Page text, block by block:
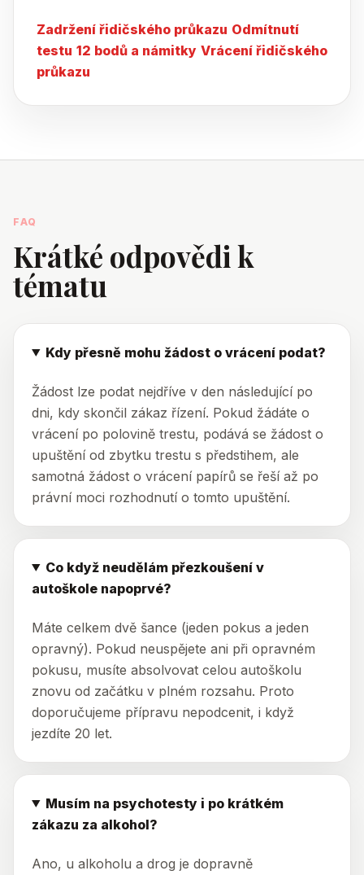
Zadržení řidičského průkazu Odmítnutí
testu 12 bodů a námitky Vrácení řidičského
průkazu
FAQ
Krátké odpovědi k
tématu
Kdy přesně mohu žádost o vrácení podat?
Žádost lze podat nejdříve v den následující po
dni, kdy skončil zákaz řízení. Pokud žádáte o
vrácení po polovině trestu, podává se žádost o
upuštění od zbytku trestu s předstihem, ale
samotná žádost o vrácení papírů se řeší až po
právní moci rozhodnutí o tomto upuštění.
Co když neudělám přezkoušení v
autoškole napoprvé?
Máte celkem dvě šance (jeden pokus a jeden
opravný). Pokud neuspějete ani při opravném
pokusu, musíte absolvovat celou autoškolu
znovu od začátku v plném rozsahu. Proto
doporučujeme přípravu nepodcenit, i když
jezdíte 20 let.
Musím na psychotesty i po krátkém
zákazu za alkohol?
Ano, u alkoholu a drog je dopravně